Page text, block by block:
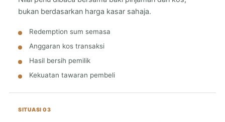
bukan berdasarkan harga kasar sahaja.
Redemption sum semasa
Anggaran kos transaksi
Hasil bersih pemilik
Kekuatan tawaran pembeli
SITUASI 03